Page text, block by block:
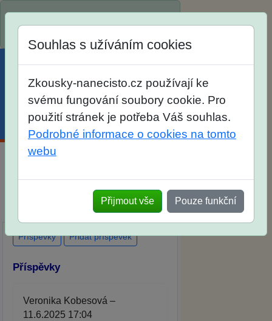
Menu Účet Košík
na SŠ? Vaše ohlasy po skutečných
přijímacích zkouškách
Souhlas s užíváním cookies
Zkousky-nanecisto.cz používají ke
svému fungování soubory cookie. Pro
použití stránek je potřeba Váš souhlas.
Podrobné informace o cookies na tomto
webu
Přijmout vše Pouze funkční
Příspěvky Přidat příspěvek
Příspěvky
Veronika Kobesová –
11.6.2025 17:04